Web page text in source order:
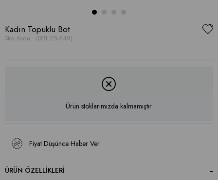
Kadın Topuklu Bot
Stok Kodu (001 25-549)
Ürün stoklarımızda kalmamıştır.
Fiyat Düşünce Haber Ver
ÜRÜN ÖZELLIKLERI